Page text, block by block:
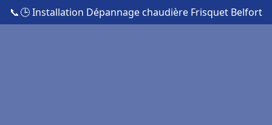
📞🕒 Installation Dépannage chaudière Frisquet Belfort